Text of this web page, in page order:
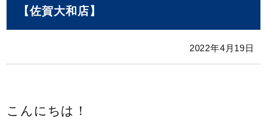
【佐賀大和店】
2022年4月19日
こんにちは！